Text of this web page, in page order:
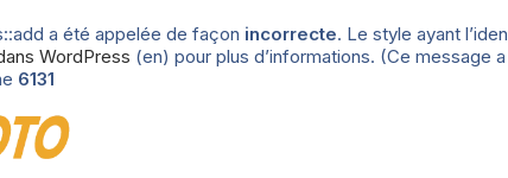
a été appelée de façon incorrecte. Le style ayant
WordPress (en) pour plus d’informations. (Ce message
6131